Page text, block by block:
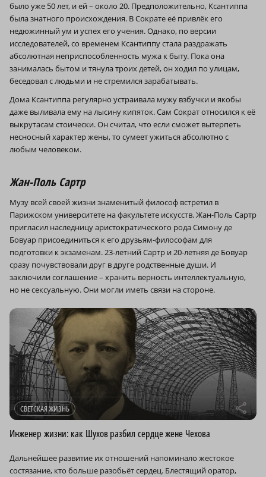
было уже 50 лет, и ей – около 20. Предположительно, Ксантиппа
была знатного происхождения. В Сократе её привлёк его
недюжинный ум и успех его учения. Однако, по версии
исследователей, со временем Ксантиппу стала раздражать
абсолютная неприспособленность мужа к быту. Пока она
занималась бытом и тянула троих детей, он ходил по улицам,
беседовал с людьми и не стремился зарабатывать.
Дома Ксантиппа регулярно устраивала мужу взбучки и якобы
даже выливала ему на лысину кипяток. Сам Сократ относился к её
выкрутасам стоически. Он считал, что если сможет вытерпеть
несносный характер жены, то сумеет ужиться абсолютно с
любым человеком.
Жан-Поль Сартр
Музу всей своей жизни знаменитый философ встретил в
Парижском университете на факультете искусств. Жан-Поль Сартр
пригласил наследницу аристократического рода Симону де
Бовуар присоединиться к его друзьям-философам для
подготовки к экзаменам. 23-летний Сартр и 20-летняя де Бовуар
сразу почувствовали друг в друге родственные души. И
заключили соглашение – хранить верность интеллектуальную,
но не сексуальную. Они могли иметь связи на стороне.
СВЕТСКАЯ ЖИЗНЬ r
Инженер жизни: как Шухов разбил сердце жене Чехова
Дальнейшее развитие их отношений напоминало жестокое
состязание, кто больше разобьёт сердец. Блестящий оратор,